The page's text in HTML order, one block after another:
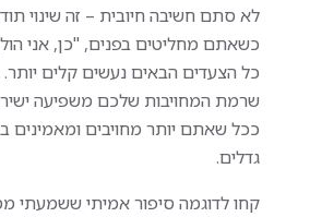
לא סתם חשיבה חיובית – זה שינוי
כשאתם מחליטים בפנים, "כן, אני
כל הצעדים הבאים נעשים קלים
שרמת המחויבות שלכם משפיעה
ככל שאתם יותר מחויבים ומאמינים
גדלים.
קחו לדוגמה סיפור אמיתי ששמעתי